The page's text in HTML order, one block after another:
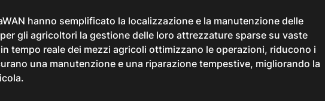
hanno semplificato la localizzazione e la manutenzione delle
gli agricoltori la gestione delle loro attrezzature sparse su vaste
tempo reale dei mezzi agricoli ottimizzano le operazioni, riducono i
una manutenzione e una riparazione tempestive, migliorando la